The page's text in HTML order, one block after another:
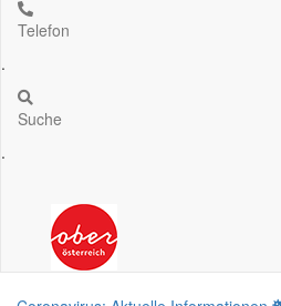
Telefon
.
Suche
.